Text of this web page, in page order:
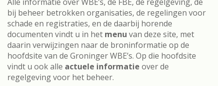
bij beheer betrokken organisaties, de regelingen voor
schade en registraties, en de daarbij horende
documenten vindt u in het menu van deze site, met
daarin verwijzingen naar de broninformatie op de
hoofdsite van de Groninger WBE’s. Op die hoofdsite
vindt u ook alle actuele informatie over de
regelgeving voor het beheer.